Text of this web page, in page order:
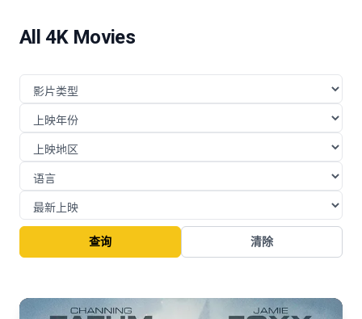
All 4K Movies
查询 清除